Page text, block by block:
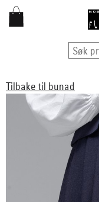
Tilbake til bunad